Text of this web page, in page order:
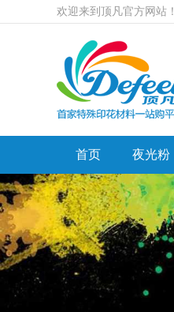
欢迎来到顶凡官方网站！
首页 夜光粉